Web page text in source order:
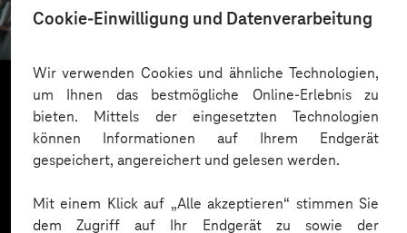
Cookie-Einwilligung und Datenverarbeitung
Wir verwenden Cookies und ähnliche Technologien,
um Ihnen das bestmögliche Online-Erlebnis zu
bieten. Mittels der eingesetzten Technologien
können Informationen auf Ihrem Endgerät
gespeichert, angereichert und gelesen werden.
Mit einem Klick auf „Alle akzeptieren“ stimmen Sie
dem Zugriff auf Ihr Endgerät zu sowie der
Erfolgreiche Transformation durch gezielte
Change-Begleitung
Mehr laden